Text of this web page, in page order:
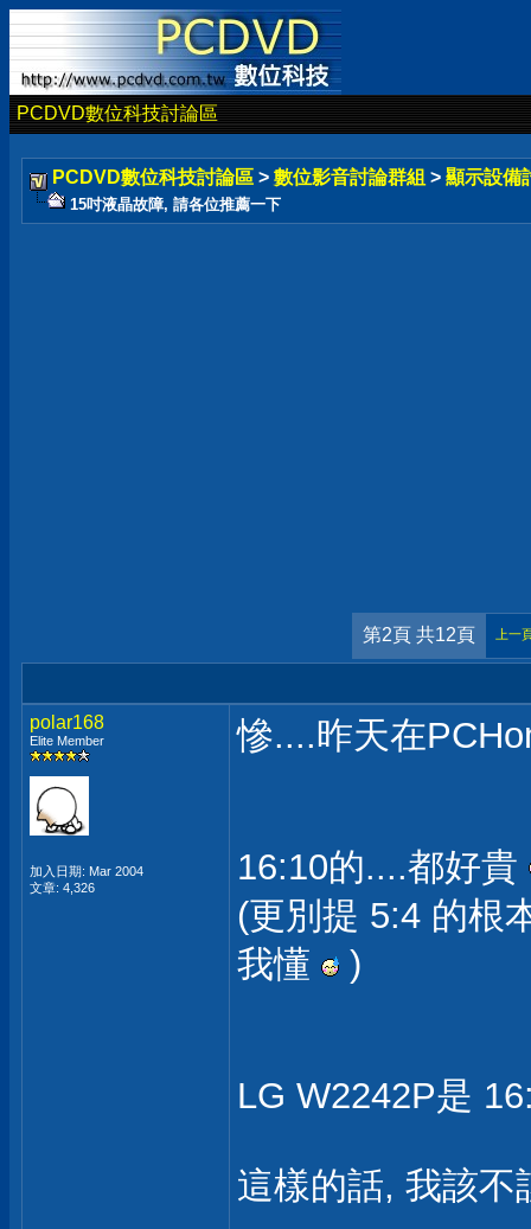
PCDVD數位科技討論區
PCDVD數位科技討論區 > 數位影音討論群組 > 顯示設備
15吋液晶故障, 請各位推薦一下
第2頁 共12頁 上一
polar168
Elite Member
加入日期: Mar 2004
文章: 4,326
慘....昨天在
16:10的....都好貴
(更別提 5:4 的根
我懂
)
LG W2242P是
這樣的話, 我該